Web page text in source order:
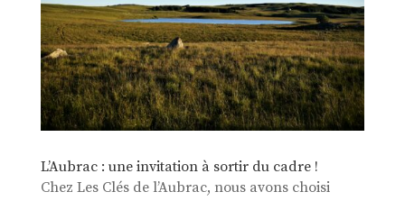
L’Aubrac : une invitation à sortir du cadre !
Chez Les Clés de l’Aubrac, nous avons choisi